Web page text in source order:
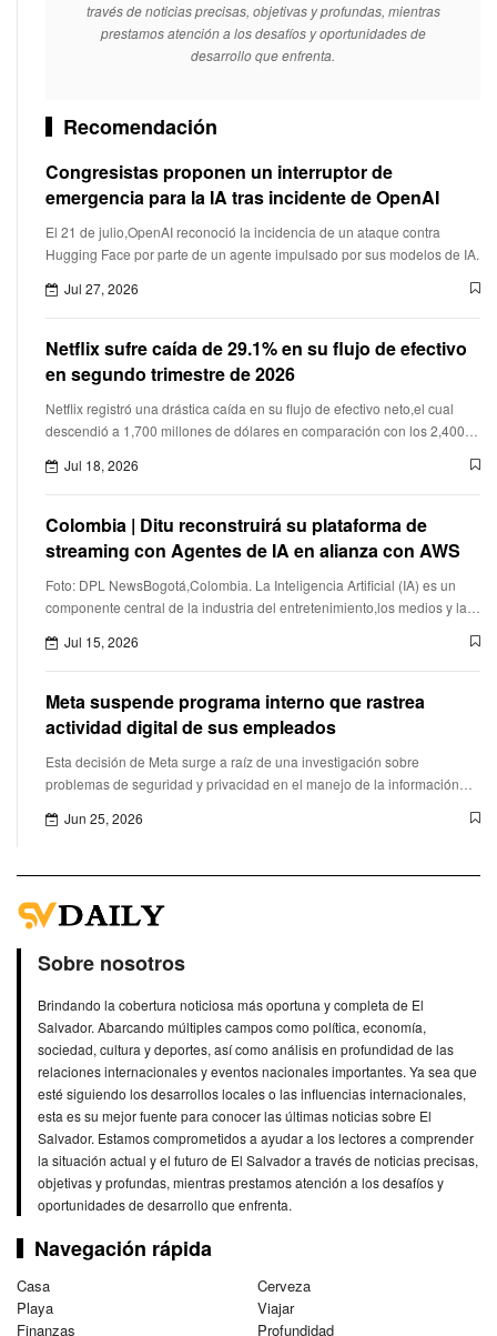
través de noticias precisas, objetivas y profundas, mientras
prestamos atención a los desafíos y oportunidades de
desarrollo que enfrenta.
Recomendación
Congresistas proponen un interruptor de
emergencia para la IA tras incidente de OpenAI
El 21 de julio,OpenAI reconoció la incidencia de un ataque contra
Hugging Face por parte de un agente impulsado por sus modelos de IA.
Jul 27, 2026
Netflix sufre caída de 29.1% en su flujo de efectivo
en segundo trimestre de 2026
Netflix registró una drástica caída en su flujo de efectivo neto,el cual
descendió a 1,700 millones de dólares en comparación con los 2,400
Jul 18, 2026
Colombia | Ditu reconstruirá su plataforma de
streaming con Agentes de IA en alianza con AWS
Foto: DPL NewsBogotá,Colombia. La Inteligencia Artificial (IA) es un
componente central de la industria del entretenimiento,los medios y las
Jul 15, 2026
Meta suspende programa interno que rastrea
actividad digital de sus empleados
Esta decisión de Meta surge a raíz de una investigación sobre
problemas de seguridad y privacidad en el manejo de la información
Jun 25, 2026
Sobre nosotros
Brindando la cobertura noticiosa más oportuna y completa de El
Salvador. Abarcando múltiples campos como política, economía,
sociedad, cultura y deportes, así como análisis en profundidad de las
relaciones internacionales y eventos nacionales importantes. Ya sea que
esté siguiendo los desarrollos locales o las influencias internacionales,
esta es su mejor fuente para conocer las últimas noticias sobre El
Salvador. Estamos comprometidos a ayudar a los lectores a comprender
la situación actual y el futuro de El Salvador a través de noticias precisas,
objetivas y profundas, mientras prestamos atención a los desafíos y
oportunidades de desarrollo que enfrenta.
Navegación rápida
Casa
Cerveza
Playa
Viajar
Finanzas
Profundidad